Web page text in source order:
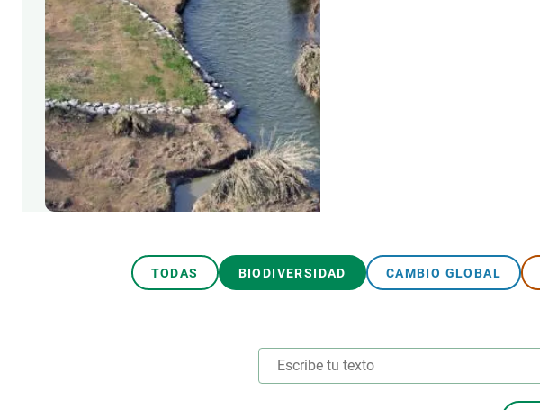
TODAS BIODIVERSIDAD CAMBIO GLOBAL
Agenda
Eventos anteriores
Actualidad
Noticias
Biodiversidad
Cambio global
Funcionamiento de los ecosistemas
Observación de la Tierra